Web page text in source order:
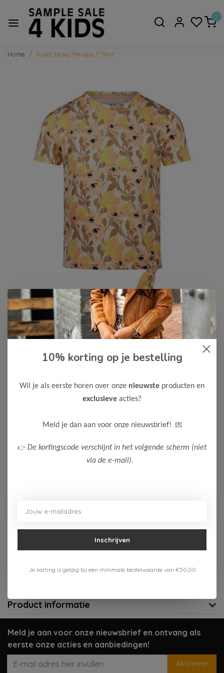
0
Home Koko Noko Meisjes T-Shirt
Koko Noko -50%
10,00 19,99
Kleur: Peach / Materiaal: 95% Cotton/ 5% Elastane
Maak een keuze:
Aan verlanglijst toevoegen
Gratis verzenden vanaf 75,-
Verzenden 1-3 werkdagen
Product informatie
Meld je aan voor onze nieuwsbrief en ontvang als
eerste onze acties en aanbiedingen!
Abonneer
10% korting op je bestelling
Wil je als eerste horen over onze nieuwste producten en
exclusieve acties?
Meld je dan aan voor onze nieuwsbrief! 💌
👉 De kortingscode verschijnt in het volgende scherm (niet
via de e-mail).
Inschrijven
Je korting is geldig bij een minimale bestelwaarde van €50,00